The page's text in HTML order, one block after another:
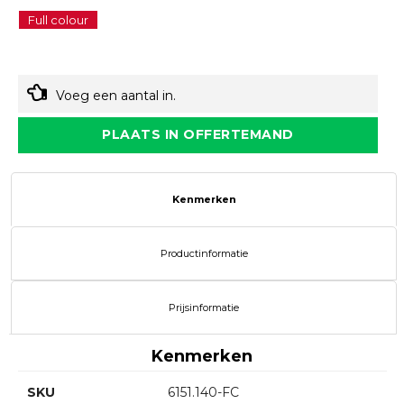
Full colour
Voeg een aantal in.
PLAATS IN OFFERTEMAND
Kenmerken
Productinformatie
Prijsinformatie
Kenmerken
SKU 6151.140-FC